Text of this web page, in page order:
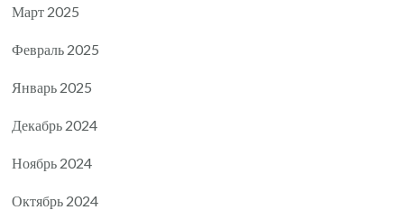
Март 2025
Февраль 2025
Январь 2025
Декабрь 2024
Ноябрь 2024
Октябрь 2024